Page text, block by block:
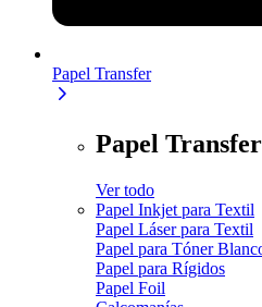
Papel Transfer
Papel Transfer
Ver todo
Papel Inkjet para Textil
Papel Láser para Textil
Papel para Tóner
Papel para Rígidos
Papel Foil